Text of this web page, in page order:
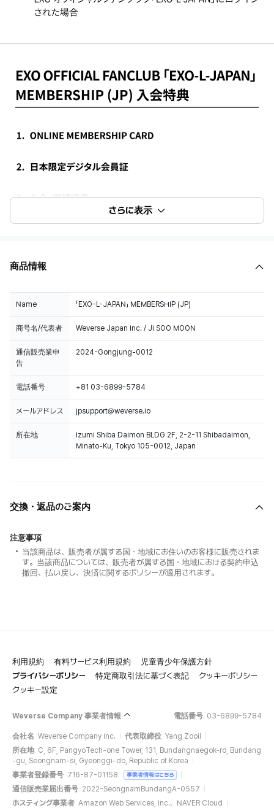
さらに表示
商品情報
Name 「EXO-L-JAPAN」 MEMBERSHIP (JP)
商号名/代表者 Weverse Japan Inc. / JI SOO MOON
通信販売業申
告
2024-Gongjung-0012
電話番号 +81 03-6899-5784
メールアドレス jpsupport@weverse.io
所在地
Izumi Shiba Daimon BLDG 2F, 2-2-11 Shibadaimon,
Minato-Ku, Tokyo 105-0012, Japan
交換・返品のご案内
注意事項
当該商品は、販売者が属する国・地域にお住いのお客様に販売されま
す。当該商品については、販売者が属する国・地域における契約申込
撤回、払い戻し、決済に関するポリシーが適用されます。
利用規約 有料サービス利用規約
児童青少年保護方針
プライバシーポリシー
特定商取引法に基づく表記
クッキーポリシー
クッキー設定
Weverse Company 事業者情報 電話番号 03-6899-5784
会社名 Weverse Company Inc. 代表取締役 Yang Zooil
所在地 C, 6F, PangyoTech-one Tower, 131, Bundangnaegok-ro, Bundang
-gu, Seongnam-si, Gyeonggi-do, Republic of Korea
事業者登録番号 716-87-01158 事業者情報はこちら
通信販売業届出番号 2022-SeongnamBundangA-0557
ホスティング事業者 Amazon Web Services, Inc.、NAVER Cloud